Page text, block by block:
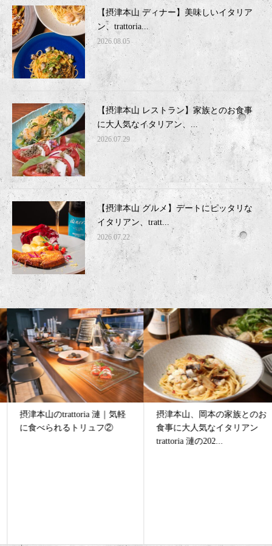
【摂津本山 ディナー】美味しいイタリア
ン、trattoria...
2026.08.05
【摂津本山 レストラン】家族とのお食事
に大人気なイタリアン、...
2026.07.29
【摂津本山 グルメ】デートにピッタリな
イタリアン、tratt...
2026.07.22
摂津本山のtrattoria 漣｜気軽
に食べられるトリュフ②
摂津本山、岡本の家族とのお
食事に大人気なイタリアン
trattoria 漣の202...